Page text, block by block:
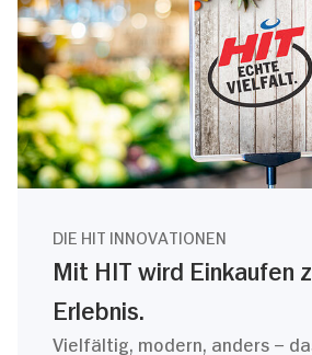
DIE HIT INNOVATIONEN
Mit HIT wird Einkaufen
Erlebnis.
Vielfältig, modern, anders –